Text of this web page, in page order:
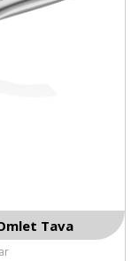
Tava